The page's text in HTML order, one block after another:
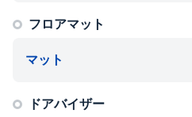
フロアマット
マット
ドアバイザー